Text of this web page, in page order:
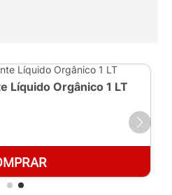
Líquido Orgânico 1 LT